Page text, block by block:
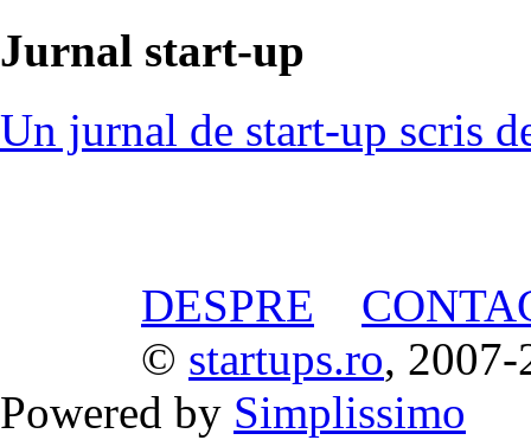
Jurnal start-up
Un jurnal de start-up scris
DESPRE
© startups.ro, 2007-
Powered by Simplissimo